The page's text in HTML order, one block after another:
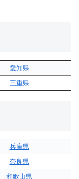
–
愛知県
三重県
兵庫県
奈良県
和歌山県